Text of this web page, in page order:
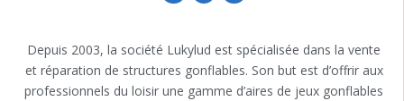
Depuis 2003, la société Lukylud est spécialisée dans la vente
et réparation de structures gonflables. Son but est d’offrir aux
professionnels du loisir une gamme d’aires de jeux gonflables